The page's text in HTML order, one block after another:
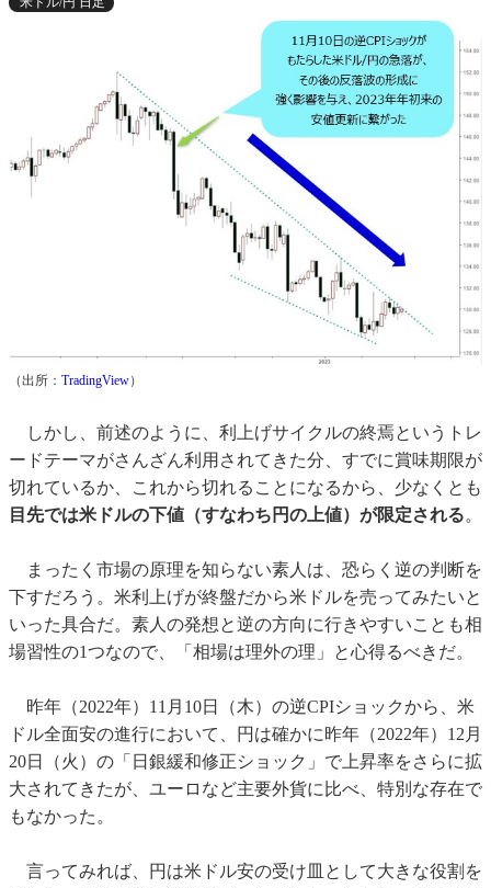
（出所： TradingView）
しかし、前述のように、利上げサイクルの終焉というトレ
ードテーマがさんざん利用されてきた分、すでに賞味期限が
切れているか、これから切れることになるから、少なくとも
目先では米ドルの下値（すなわち円の上値）が限定される。
まったく市場の原理を知らない素人は、恐らく逆の判断を
下すだろう。米利上げが終盤だから米ドルを売ってみたいと
いった具合だ。素人の発想と逆の方向に行きやすいことも相
場習性の1つなので、「相場は理外の理」と心得るべきだ。
昨年（2022年）11月10日（木）の逆CPIショックから、米
ドル全面安の進行において、円は確かに昨年（2022年）12月
20日（火）の「日銀緩和修正ショック」で上昇率をさらに拡
大されてきたが、ユーロなど主要外貨に比べ、特別な存在で
もなかった。
言ってみれば、円は米ドル安の受け皿として大きな役割を